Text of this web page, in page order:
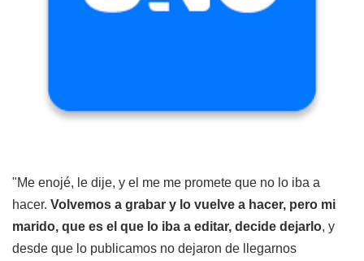
"Me enojé, le dije, y el me me promete que no lo iba a
hacer. Volvemos a grabar y lo vuelve a hacer, pero mi
marido, que es el que lo iba a editar, decide dejarlo, y
desde que lo publicamos no dejaron de llegarnos